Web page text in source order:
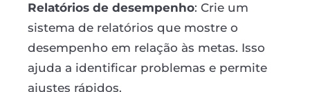
Relatórios de desempenho: Crie um
sistema de relatórios que mostre o
desempenho em relação às metas. Isso
ajuda a identificar problemas e permite
ajustes rápidos.